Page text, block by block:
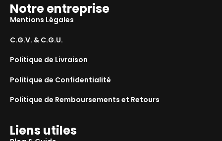
Notre entreprise
Mentions Légales
C.G.V. & C.G.U.
Politique de Livraison
Politique de Confidentialité
Politique de Remboursements et Retours
Liens utiles